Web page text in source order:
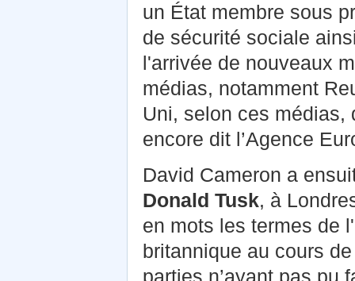
un État membre sous
de sécurité sociale
l'arrivée de nouveaux
médias, notamment
Uni, selon ces médias,
encore dit l’Agence
David Cameron a
Donald Tusk, à
en mots les termes de
britannique au cours
parties n’ayant pas pu